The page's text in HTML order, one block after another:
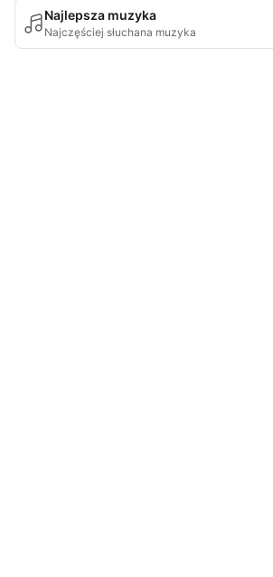
Najlepsza muzyka
Najczęściej słuchana muzyka